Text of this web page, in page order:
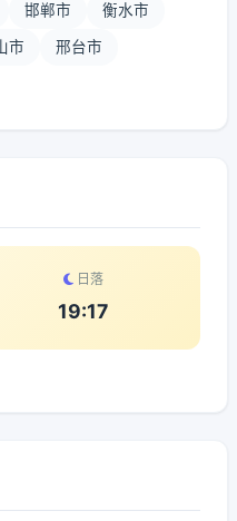
邯郸市 衡水市
市 邢台市
日落
19:17